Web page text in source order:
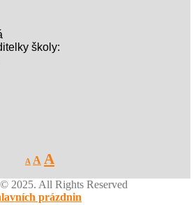
školy:
A
Decrease
font
A Reset
font
size.
A
font
size.
2025. All Rights Reserved
prázdnin